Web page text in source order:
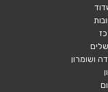
ושומרון